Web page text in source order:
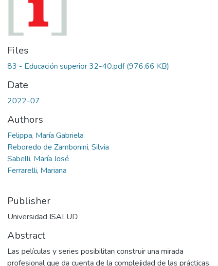
Files
83 - Educación superior 32-40.pdf(976.66 KB)
Date
2022-07
Authors
Felippa, María Gabriela
Reboredo de Zambonini, Silvia
Sabelli, María José
Ferrarelli, Mariana
Publisher
Universidad ISALUD
Abstract
Las películas y series posibilitan construir una mirada
profesional que da cuenta de la complejidad de las prácticas.